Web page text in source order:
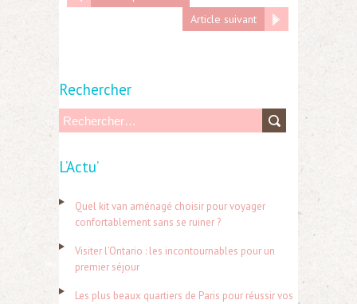
Article suivant
Rechercher
c
h
L’Actu’
Quel kit van aménagé choisir pour voyager
confortablement sans se ruiner ?
Visiter l’Ontario : les incontournables pour un
premier séjour
Les plus beaux quartiers de Paris pour réussir vos